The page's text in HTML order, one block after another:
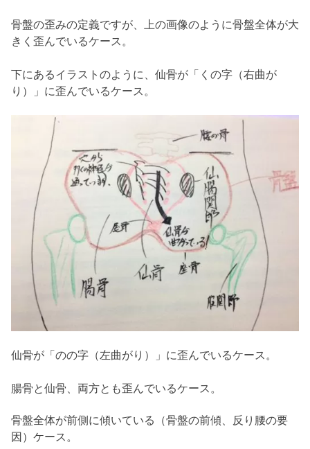
骨盤の歪みの定義ですが、上の画像のように骨盤全体が大
きく歪んでいるケース。
下にあるイラストのように、仙骨が「くの字（右曲が
り）」に歪んでいるケース。
仙骨が「のの字（左曲がり）」に歪んでいるケース。
腸骨と仙骨、両方とも歪んでいるケース。
骨盤全体が前側に傾いている（骨盤の前傾、反り腰の要
因）ケース。